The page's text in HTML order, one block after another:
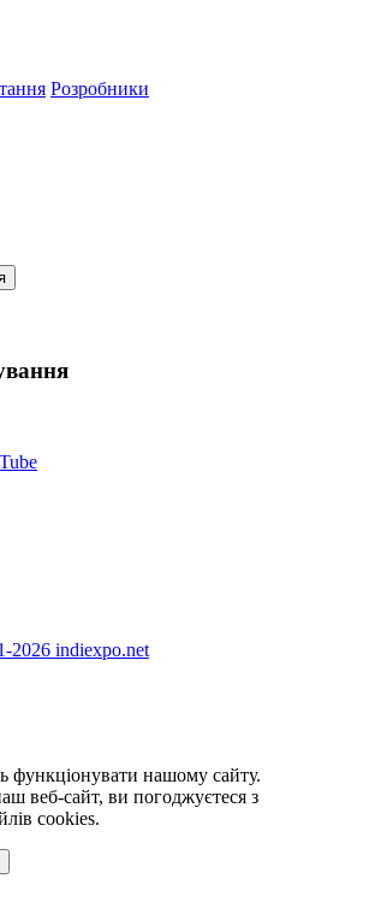
Розробники
2026 indiexpo.net
функціонувати нашому сайту.
веб-сайт, ви погоджуєтеся з
cookies.